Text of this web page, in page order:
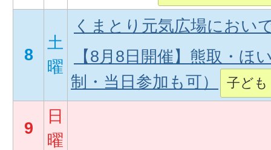
8
土
曜
くまとり元気広場におい
【8月8日開催】熊取・ほ
制・当日参加も可）
子ども
9
日
曜